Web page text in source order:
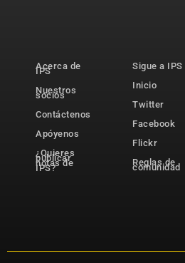
Acerca de
IPS
Nuestros
socios
Contáctenos
Apóyenos
¿Quieres
publicar
notas de
IPS?
Sigue a IPS
Inicio
Twitter
Facebook
Flickr
Reglas de
comunidad